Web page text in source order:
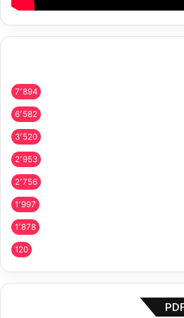
7٬894
6٬582
3٬520
2٬953
2٬756
1٬997
1٬878
120